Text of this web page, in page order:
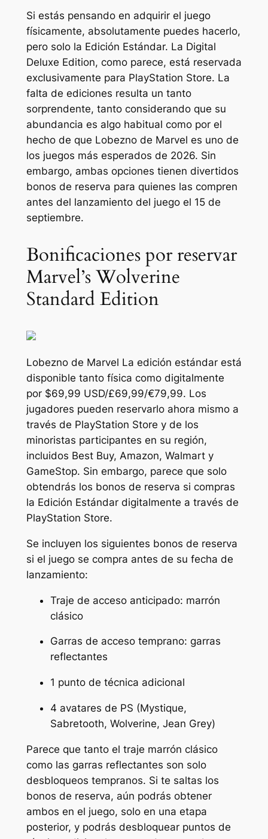
Si estás pensando en adquirir el juego
físicamente, absolutamente puedes hacerlo,
pero solo la Edición Estándar. La Digital
Deluxe Edition, como parece, está reservada
exclusivamente para PlayStation Store. La
falta de ediciones resulta un tanto
sorprendente, tanto considerando que su
abundancia es algo habitual como por el
hecho de que Lobezno de Marvel es uno de
los juegos más esperados de 2026. Sin
embargo, ambas opciones tienen divertidos
bonos de reserva para quienes las compren
antes del lanzamiento del juego el 15 de
septiembre.
Bonificaciones por reservar
Marvel’s Wolverine
Standard Edition
Lobezno de Marvel La edición estándar está
disponible tanto física como digitalmente
por $69,99 USD/£69,99/€79,99. Los
jugadores pueden reservarlo ahora mismo a
través de PlayStation Store y de los
minoristas participantes en su región,
incluidos Best Buy, Amazon, Walmart y
GameStop. Sin embargo, parece que solo
obtendrás los bonos de reserva si compras
la Edición Estándar digitalmente a través de
PlayStation Store.
Se incluyen los siguientes bonos de reserva
si el juego se compra antes de su fecha de
lanzamiento:
Traje de acceso anticipado: marrón
clásico
Garras de acceso temprano: garras
reflectantes
1 punto de técnica adicional
4 avatares de PS (Mystique,
Sabretooth, Wolverine, Jean Grey)
Parece que tanto el traje marrón clásico
como las garras reflectantes son solo
desbloqueos tempranos. Si te saltas los
bonos de reserva, aún podrás obtener
ambos en el juego, solo en una etapa
posterior, y podrás desbloquear puntos de